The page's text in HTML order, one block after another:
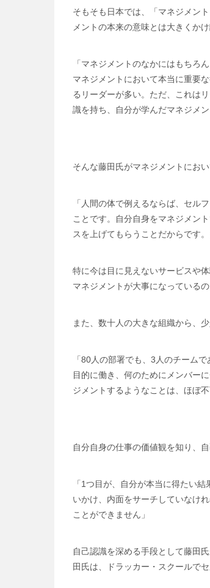
そもそも日本では、「マネジメン
メントの本来の意味とは大きくか
「マネジメントのなかにはもちろ
マネジメントにおいて本当に重要
るリーダーが多い。ただ、これは
識を持ち、自分が学んだマネジメ
そんな藤田氏がマネジメントにお
「人間の体で例えるならば、セル
ことです。自分自身をマネジメン
スを上げてもらうことだからです
特に今は目に見えないサービスや
マネジメントが大事になっているの
また、数十人の大きな組織から、
「80人の部署でも、3人のチーム
目的に働き、何のためにメンバー
ジメントするようなことは、ほぼ
自分自身の仕事の価値観を知り、
「1つ目が、自分が本当に得たい
いかけ、内面をサーチしていなけ
ことができません」
自己認識を深める手段として藤田
田氏は、ドラッカー・スクールで